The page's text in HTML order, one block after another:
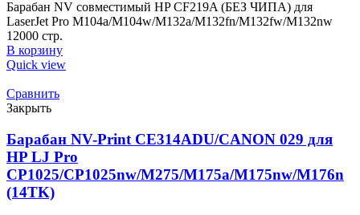
Барабан NV совместимый HP CF219A (БЕЗ ЧИПА) для
LaserJet Pro M104a/M104w/M132a/M132fn/M132fw/M132nw
12000 стр.
В корзину
Quick view
Сравнить
Закрыть
Барабан NV-Print CE314ADU/CANON 029 для
HP LJ Pro
CP1025/CP1025nw/M275/M175a/M175nw/M176n
(14TK)